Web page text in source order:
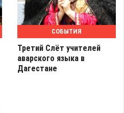
СОБЫТИЯ
Третий Слёт учителей
аварского языка в
Дагестане